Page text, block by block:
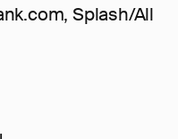
Splash/All